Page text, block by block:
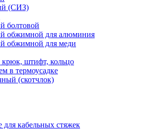
(СИЗ)
болтовой
обжимной для алюминия
обжимной для меди
крюк, штифт, кольцо
в термоусадке
(скотчлок)
кабельных стяжек